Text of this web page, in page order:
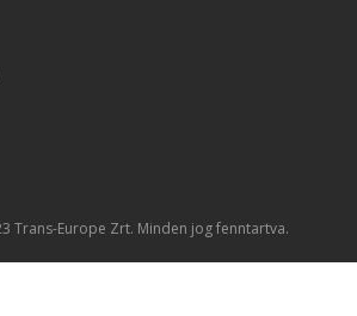
Trans-Europe Zrt. Minden jog fenntartva.